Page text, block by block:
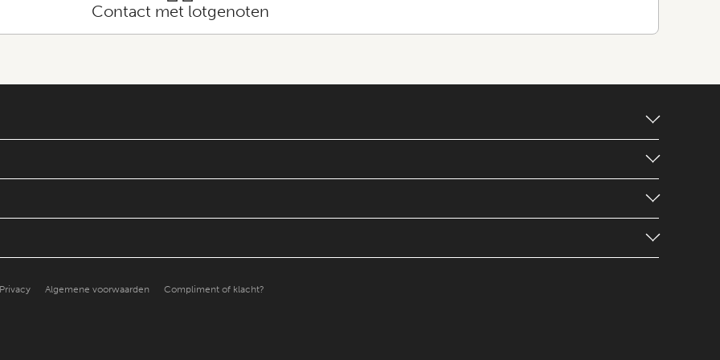
Contact met lotgenoten
Privacy Algemene voorwaarden Compliment of klacht?